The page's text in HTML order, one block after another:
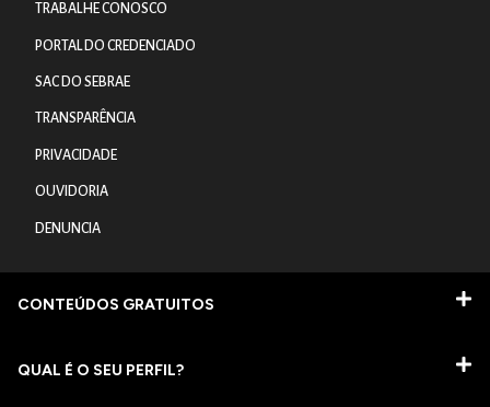
TRABALHE CONOSCO
PORTAL DO CREDENCIADO
SAC DO SEBRAE
TRANSPARÊNCIA
PRIVACIDADE
OUVIDORIA
DENUNCIA
CONTEÚDOS GRATUITOS
QUAL É O SEU PERFIL?